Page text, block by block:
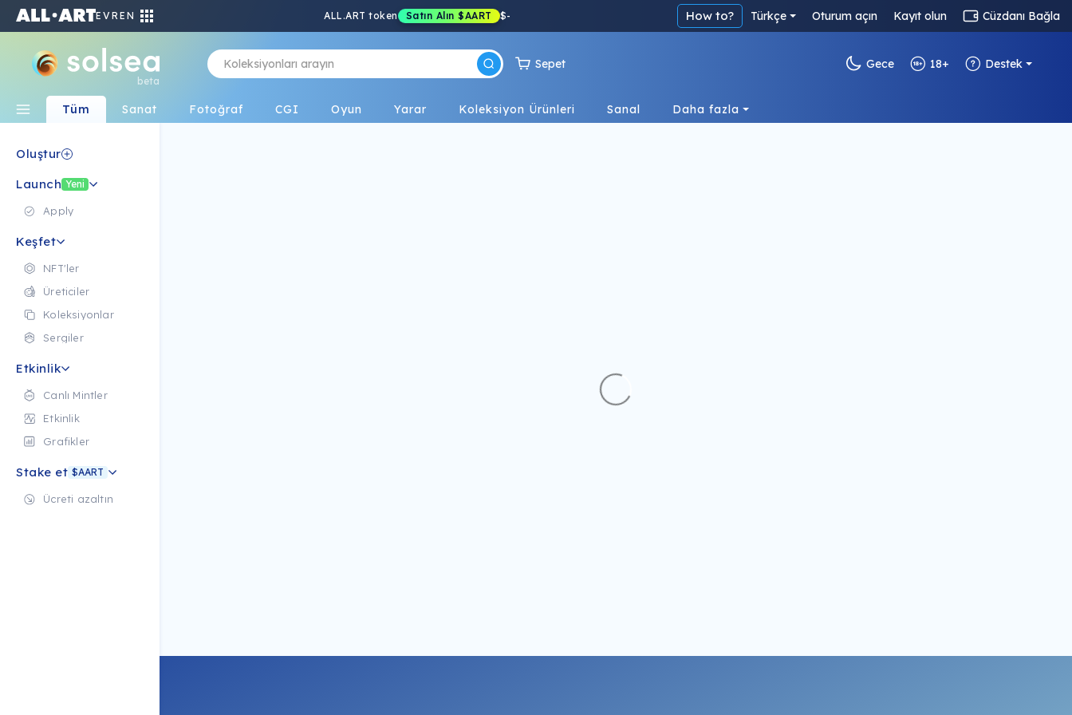
EVREN ALL.ART token Satın Alın $AART $- How to? Türkçe Oturum açın Kayıt olun Cüzdanı Bağla
beta
Sepet Gece 18+ Destek
Tüm Sanat Fotoğraf CGI Oyun Yarar Koleksiyon Ürünleri Sanal Daha fazla
Oluştur
Launch Yeni
Apply
Keşfet
NFT'ler
Üreticiler
Koleksiyonlar
Sergiler
Etkinlik
Canlı Mintler
Etkinlik
Grafikler
Stake et $AART
Ücreti azaltın